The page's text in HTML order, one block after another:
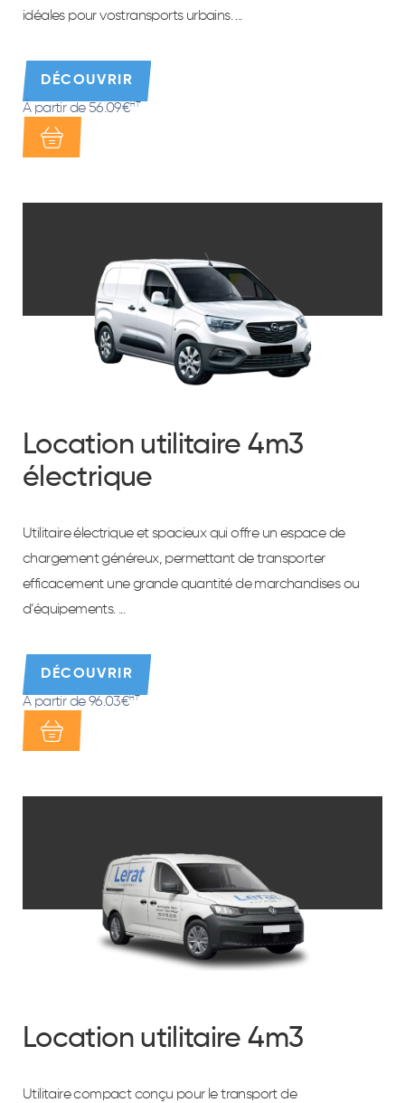
idéales pour vostransports urbains. ...
DÉCOUVRIR
À partir de 56.09€HT*
Location utilitaire 4m3
électrique
Utilitaire électrique et spacieux qui offre un espace de
chargement généreux, permettant de transporter
efficacement une grande quantité de marchandises ou
d’équipements. ...
DÉCOUVRIR
À partir de 96.03€HT*
Location utilitaire 4m3
Utilitaire compact conçu pour le transport de